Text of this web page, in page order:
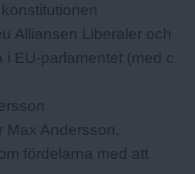
Alliansen Liberaler och
i EU-parlamentet (med c
Max Andersson,
fördelarna med att